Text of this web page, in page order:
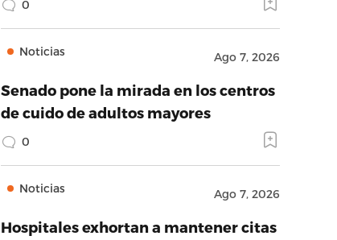
0
Noticias Ago 7, 2026
Senado pone la mirada en los centros
de cuido de adultos mayores
0
Noticias Ago 7, 2026
Hospitales exhortan a mantener citas